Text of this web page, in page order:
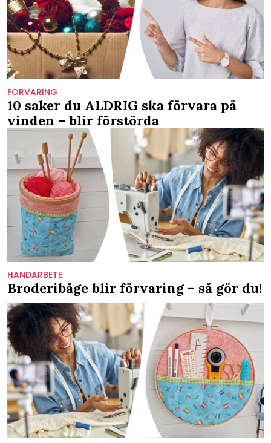
FÖRVARING
10 saker du ALDRIG ska förvara på
vinden – blir förstörda
HANDARBETE
Broderibåge blir förvaring – så gör du!